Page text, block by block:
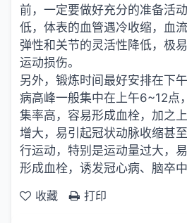
前，一定要做好充分的准备活
低，体表的血管遇冷收缩，血
弹性和关节的灵活性降低，极
运动损伤。
另外，锻炼时间最好安排在下
病高峰一般集中在上午6~12点
集率高，容易形成血栓，加之
增大，易引起冠状动脉收缩甚
行运动，特别是运动量过大，
形成血栓，诱发冠心病、脑卒
收藏
打印